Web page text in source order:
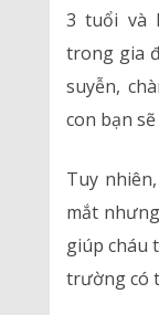
3 tuổi và
trong gia
suyễn,
con bạn
Tuy
mắt
giúp cháu
trường có